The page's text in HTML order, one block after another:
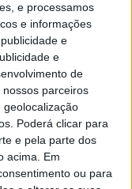
e processamos
e informações
e
e
de
parceiros
geolocalização
Poderá clicar para
e pela parte dos
acima. Em
ou para
uma festa-
e amigos mais
de
do
Cardoso, e do
que